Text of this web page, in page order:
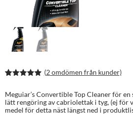
baserat på
kundrecens
ioner
(2omdömen från kunder)
Meguiar’s Convertible Top Cleaner för
lätt rengöring av cabriolettak i tyg, (ej för
medel för detta näst längst ned i